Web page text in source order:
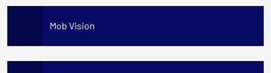
Mob Vision